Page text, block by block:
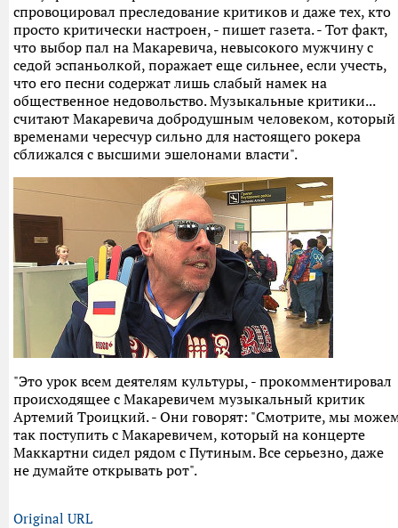
спровоцировал преследование критиков и даже тех, кто
просто критически настроен, - пишет газета. - Тот факт,
что выбор пал на Макаревича, невысокого мужчину с
седой эспаньолкой, поражает еще сильнее, если учесть,
что его песни содержат лишь слабый намек на
общественное недовольство. Музыкальные критики...
считают Макаревича добродушным человеком, который
временами чересчур сильно для настоящего рокера
сближался с высшими эшелонами власти".
"Это урок всем деятелям культуры, - прокомментировал
происходящее с Макаревичем музыкальный критик
Артемий Троицкий. - Они говорят: "Смотрите, мы
так поступить с Макаревичем, который на концерте
Маккартни сидел рядом с Путиным. Все серьезно, даже
не думайте открывать рот".
Original URL